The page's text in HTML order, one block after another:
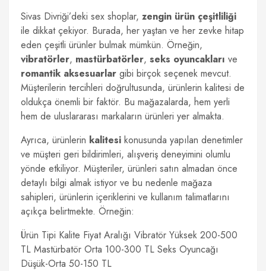
Sivas Divriği’deki sex shoplar, zengin ürün çeşitliliği
ile dikkat çekiyor. Burada, her yaştan ve her zevke hitap
eden çeşitli ürünler bulmak mümkün. Örneğin,
vibratörler, mastürbatörler, seks oyuncakları ve
romantik aksesuarlar gibi birçok seçenek mevcut.
Müşterilerin tercihleri doğrultusunda, ürünlerin kalitesi de
oldukça önemli bir faktör. Bu mağazalarda, hem yerli
hem de uluslararası markaların ürünleri yer almakta.
Ayrıca, ürünlerin kalitesi konusunda yapılan denetimler
ve müşteri geri bildirimleri, alışveriş deneyimini olumlu
yönde etkiliyor. Müşteriler, ürünleri satın almadan önce
detaylı bilgi almak istiyor ve bu nedenle mağaza
sahipleri, ürünlerin içeriklerini ve kullanım talimatlarını
açıkça belirtmekte. Örneğin:
Ürün Tipi Kalite Fiyat Aralığı Vibratör Yüksek 200-500
TL Mastürbatör Orta 100-300 TL Seks Oyuncağı
Düşük-Orta 50-150 TL